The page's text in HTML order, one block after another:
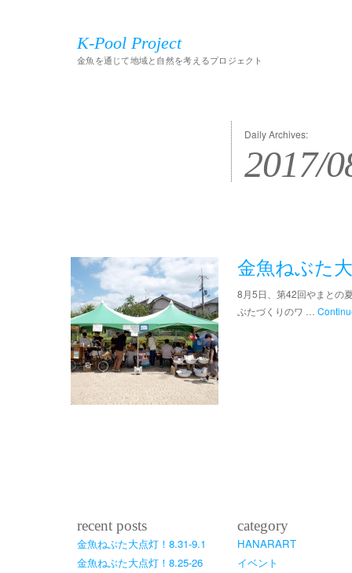
K-Pool Project
金魚を通じて地域と自然を考えるプロジェクト
Daily Archives:
2017/
金魚ねぶた
8月5日、第42回やまとの
ぶたづくりのワ …
recent posts
金魚ねぶた大点灯！8.31-9.1
金魚ねぶた大点灯！8.25-26
category
HANARART
イベント